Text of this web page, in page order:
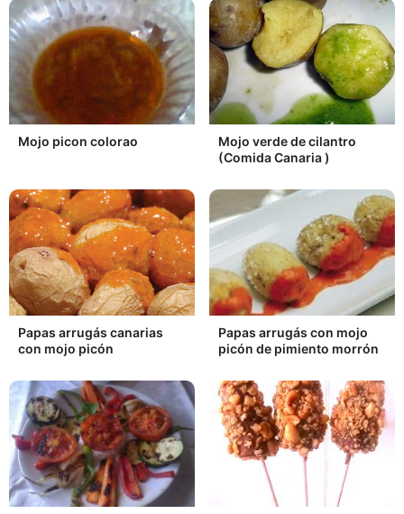
Mojo picon colorao
Mojo verde de cilantro
(Comida Canaria )
Papas arrugás canarias
con mojo picón
Papas arrugás con mojo
picón de pimiento morrón